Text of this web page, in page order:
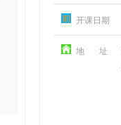
期 开课日期
地 址